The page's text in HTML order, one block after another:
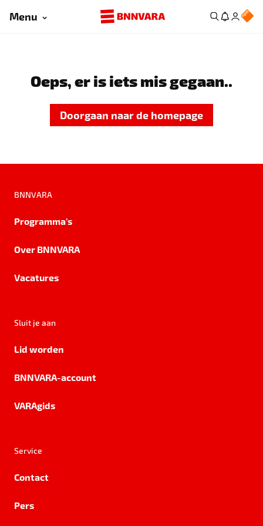
Menu
Oeps, er is iets mis gegaan..
Doorgaan naar de homepage
BNNVARA
Programma's
Over BNNVARA
Vacatures
Sluit je aan
Lid worden
BNNVARA-account
VARAgids
Service
Contact
Pers